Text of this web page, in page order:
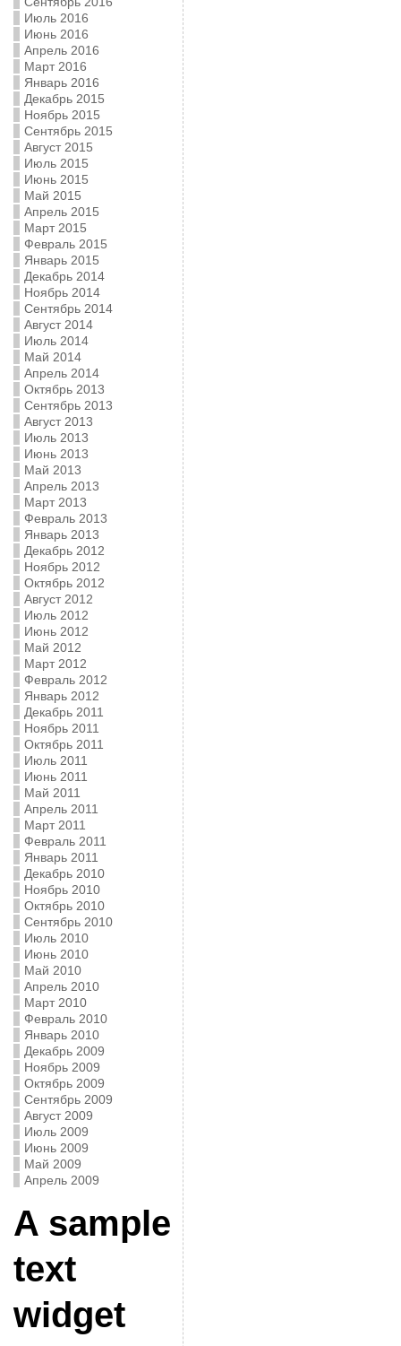
Июль 2016
Июнь 2016
Апрель 2016
Март 2016
Январь 2016
Декабрь 2015
Ноябрь 2015
Сентябрь 2015
Август 2015
Июль 2015
Июнь 2015
Май 2015
Апрель 2015
Март 2015
Февраль 2015
Январь 2015
Декабрь 2014
Ноябрь 2014
Сентябрь 2014
Август 2014
Июль 2014
Май 2014
Апрель 2014
Октябрь 2013
Сентябрь 2013
Август 2013
Июль 2013
Июнь 2013
Май 2013
Апрель 2013
Март 2013
Февраль 2013
Январь 2013
Декабрь 2012
Ноябрь 2012
Октябрь 2012
Август 2012
Июль 2012
Июнь 2012
Май 2012
Март 2012
Февраль 2012
Январь 2012
Декабрь 2011
Ноябрь 2011
Октябрь 2011
Июль 2011
Июнь 2011
Май 2011
Апрель 2011
Март 2011
Февраль 2011
Январь 2011
Декабрь 2010
Ноябрь 2010
Октябрь 2010
Сентябрь 2010
Июль 2010
Июнь 2010
Май 2010
Апрель 2010
Март 2010
Февраль 2010
Январь 2010
Декабрь 2009
Ноябрь 2009
Октябрь 2009
Сентябрь 2009
Август 2009
Июль 2009
Июнь 2009
Май 2009
Апрель 2009
A sample
text
widget